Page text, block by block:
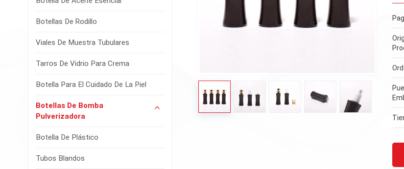
Botellas De Rodillo
Viales De Muestra Tubulares
Tarros De Vidrio Para Crema
Botella Para El Cuidado De La Piel
Botellas De Bomba
Pulverizadora
Botella De Plástico
Tubos Blandos